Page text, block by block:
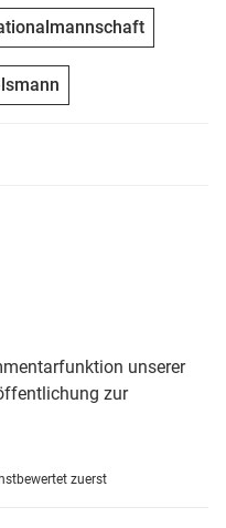
unserer
zur
zuerst